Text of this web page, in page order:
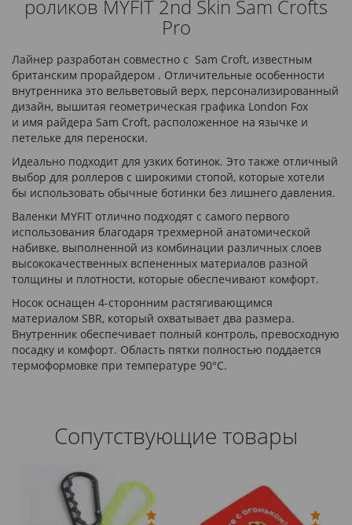
роликов MYFIT 2nd Skin Sam Crofts
Pro
Лайнер разработан совместно с Sam Croft, известным
британским прорайдером . Отличительные особенности
внутренника это вельветовый верх, персонализированный
дизайн, вышитая геометрическая графика London Fox
и имя райдера Sam Croft, расположенное на язычке и
петельке для переноски.
Идеально подходит для узких ботинок. Это также отличный
выбор для роллеров с широкими стопой, которые хотели
бы использовать обычные ботинки без лишнего давления.
Валенки MYFIT отлично подходят с самого первого
использования благодаря трехмерной анатомической
набивке, выполненной из комбинации различных слоев
высококачественных вспененных материалов разной
толщины и плотности, которые обеспечивают комфорт.
Носок оснащен 4-сторонним растягивающимся
материалом SBR, который охватывает два размера.
Внутренник обеспечивает полный контроль, превосходную
посадку и комфорт. Область пятки полностью поддается
термоформовке при температуре 90°C.
Сопутствующие товары